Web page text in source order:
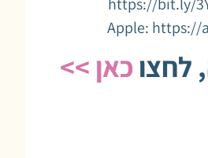
Apple: https://
לחצוכאן >>